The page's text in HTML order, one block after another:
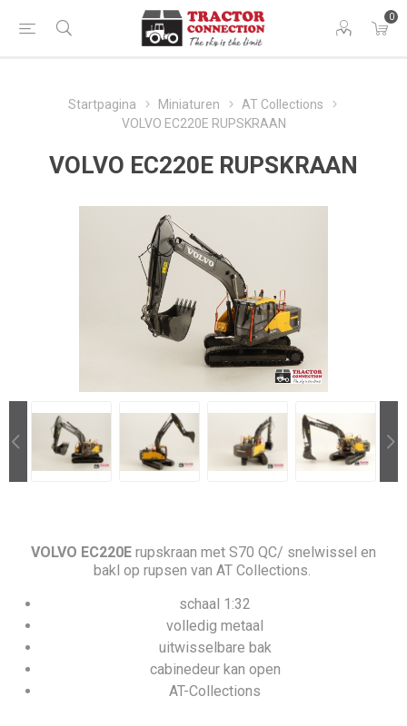
0
Startpagina Miniaturen
AT Collections
VOLVO EC220E RUPSKRAAN
VOLVO EC220E RUPSKRAAN
VOLVO EC220E rupskraan met S70 QC/ snelwissel en
bakl op rupsen van AT Collections.
schaal 1:32
volledig metaal
uitwisselbare bak
cabinedeur kan open
AT-Collections